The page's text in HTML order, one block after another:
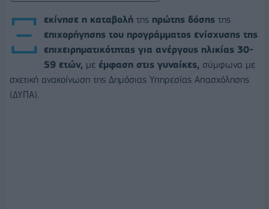
Ξ εκίνησε η καταβολή της πρώτης δόσης της
επιχορήγησης του προγράμματος ενίσχυσης της
επιχειρηματικότητας για ανέργους ηλικίας 30-
59 ετών, με έμφαση στις γυναίκες, σύμφωνα με
σχετική ανακοίνωση της Δημόσιας Υπηρεσίας Απασχόλησης
(ΔΥΠΑ).